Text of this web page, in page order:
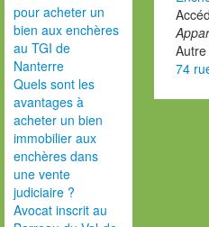
pour acheter un
bien aux enchères
au TGI de
Nanterre
Quels sont les
avantages à
acheter un bien
immobilier aux
enchères dans
une vente
judiciaire ?
Avocat inscrit au
74